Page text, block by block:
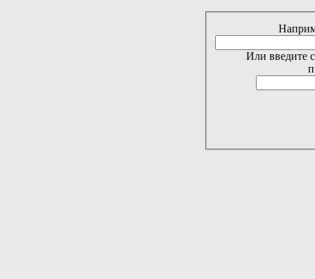
Или введите